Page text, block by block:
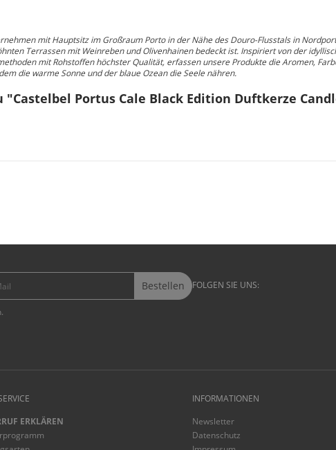
mit Hauptsitz im Großraum Porto in der Nähe des Douro-Flusstals in
Terrassen mit Weinreben und Olivenhainen bedeckt ist. Inspiriert von der
mit Rohstoffen höchster Qualität, erfassen unsere Produkte die Aromen,
die warme Sonne und der blaue Ozean die Seele nähren.
Portus Cale Black Edition Duftkerze
Bestellen FOLGEN SIE UNS:
ERKLÄREN
INFORMATIONEN
Newsletter
Datenschutz